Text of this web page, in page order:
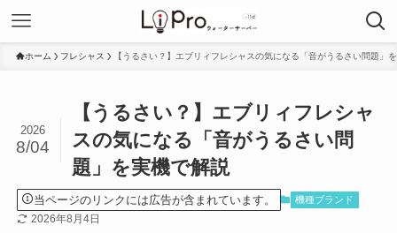
ホーム フレシャス 【うるさい？】エブリィフレシャスの気になる「音がうるさい問題」
【うるさい？】エブリィフレシャ
スの気になる「音がうるさい問
題」を実機で解説
2026
8/04
当ページのリンクには広告が含まれています。 機種ブランド
2026年8月4日